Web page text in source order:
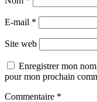
E-mail *
Site web
Enregistrer mon
pour mon prochain
Commentaire *